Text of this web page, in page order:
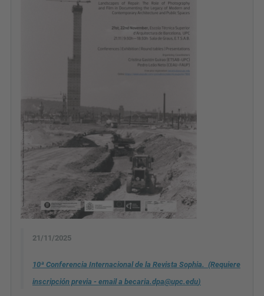
21/11/2025
10ª Conferencia Internacional de la Revista Sophia. (Requiere
inscripción previa
- email a becaria.dpa@upc.edu )